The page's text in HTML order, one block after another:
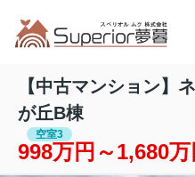
【中古マンション】
が丘B棟
空室3
998万円～1,680万